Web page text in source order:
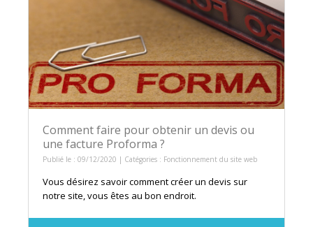
Comment faire pour obtenir un devis ou
une facture Proforma ?
Publié le : 09/12/2020 | Catégories : Fonctionnement du site web
Vous désirez savoir comment créer un devis sur
notre site, vous êtes au bon endroit.